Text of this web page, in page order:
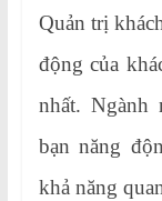
Quản trị
động của
nhất. Ngành
bạn năng
khả năng